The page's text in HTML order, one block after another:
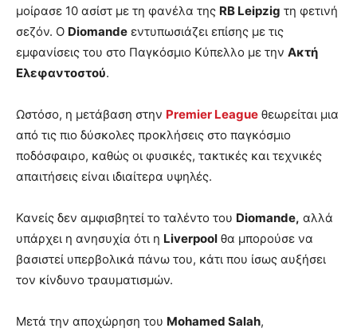
μοίρασε 10 ασίστ με τη φανέλα της RB Leipzig τη φετινή
σεζόν. Ο Diomande εντυπωσιάζει επίσης με τις
εμφανίσεις του στο Παγκόσμιο Κύπελλο με την Ακτή
Ελεφαντοστού.
Ωστόσο, η μετάβαση στην Premier League θεωρείται μια
από τις πιο δύσκολες προκλήσεις στο παγκόσμιο
ποδόσφαιρο, καθώς οι φυσικές, τακτικές και τεχνικές
απαιτήσεις είναι ιδιαίτερα υψηλές.
Κανείς δεν αμφισβητεί το ταλέντο του Diomande, αλλά
υπάρχει η ανησυχία ότι η Liverpool θα μπορούσε να
βασιστεί υπερβολικά πάνω του, κάτι που ίσως αυξήσει
τον κίνδυνο τραυματισμών.
Μετά την αποχώρηση του Mohamed Salah,